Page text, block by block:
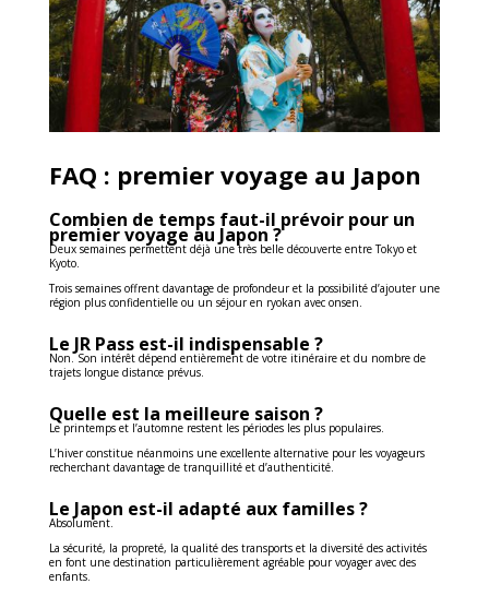
FAQ : premier voyage au Japon
Combien de temps faut-il prévoir pour un
premier voyage au Japon ?
Deux semaines permettent déjà une très belle découverte entre Tokyo et
Kyoto.
Trois semaines offrent davantage de profondeur et la possibilité d’ajouter une
région plus confidentielle ou un séjour en ryokan avec onsen.
Le JR Pass est-il indispensable ?
Non. Son intérêt dépend entièrement de votre itinéraire et du nombre de
trajets longue distance prévus.
Quelle est la meilleure saison ?
Le printemps et l’automne restent les périodes les plus populaires.
L’hiver constitue néanmoins une excellente alternative pour les voyageurs
recherchant davantage de tranquillité et d’authenticité.
Le Japon est-il adapté aux familles ?
Absolument.
La sécurité, la propreté, la qualité des transports et la diversité des activités
en font une destination particulièrement agréable pour voyager avec des
enfants.